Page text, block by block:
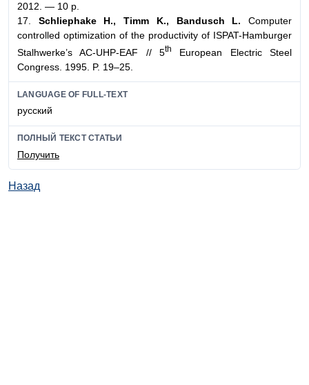
2012. — 10 p.
17. Schliephake H., Timm K., Bandusch L. Computer
controlled optimization of the productivity of ISPAT-Hamburger
Stalhwerke’s AC-UHP-EAF // 5th
European Electric Steel
Congress. 1995. P. 19–25.
LANGUAGE OF FULL-TEXT
русский
ПОЛНЫЙ ТЕКСТ СТАТЬИ
Получить
Назад